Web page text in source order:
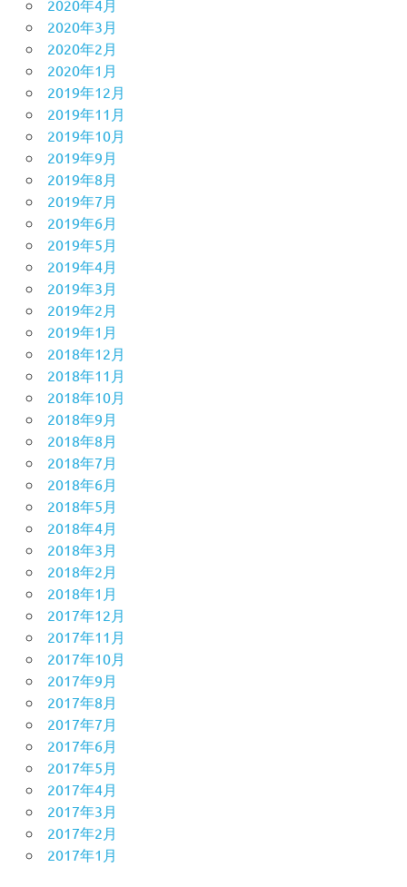
2020年4月
2020年3月
2020年2月
2020年1月
2019年12月
2019年11月
2019年10月
2019年9月
2019年8月
2019年7月
2019年6月
2019年5月
2019年4月
2019年3月
2019年2月
2019年1月
2018年12月
2018年11月
2018年10月
2018年9月
2018年8月
2018年7月
2018年6月
2018年5月
2018年4月
2018年3月
2018年2月
2018年1月
2017年12月
2017年11月
2017年10月
2017年9月
2017年8月
2017年7月
2017年6月
2017年5月
2017年4月
2017年3月
2017年2月
2017年1月